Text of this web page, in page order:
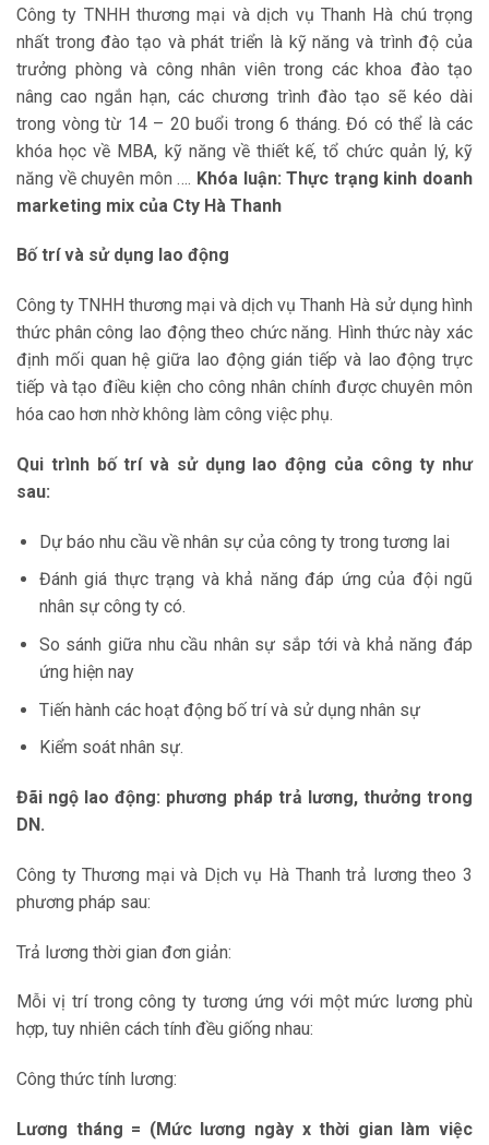
Công ty TNHH thương mại và dịch vụ Thanh Hà chú trọng
nhất trong đào tạo và phát triển là kỹ năng và trình độ của
trưởng phòng và công nhân viên trong các khoa đào tạo
nâng cao ngắn hạn, các chương trình đào tạo sẽ kéo dài
trong vòng từ 14 – 20 buổi trong 6 tháng. Đó có thể là các
khóa học về MBA, kỹ năng về thiết kế, tổ chức quản lý, kỹ
năng về chuyên môn …. Khóa luận: Thực trạng kinh doanh
marketing mix của Cty Hà Thanh
Bố trí và sử dụng lao động
Công ty TNHH thương mại và dịch vụ Thanh Hà sử dụng hình
thức phân công lao động theo chức năng. Hình thức này xác
định mối quan hệ giữa lao động gián tiếp và lao động trực
tiếp và tạo điều kiện cho công nhân chính được chuyên môn
hóa cao hơn nhờ không làm công việc phụ.
Qui trình bố trí và sử dụng lao động của công ty như
sau:
Dự báo nhu cầu về nhân sự của công ty trong tương lai
Đánh giá thực trạng và khả năng đáp ứng của đội ngũ
nhân sự công ty có.
So sánh giữa nhu cầu nhân sự sắp tới và khả năng đáp
ứng hiện nay
Tiến hành các hoạt động bố trí và sử dụng nhân sự
Kiểm soát nhân sự.
Đãi ngộ lao động: phương pháp trả lương, thưởng trong
DN.
Công ty Thương mại và Dịch vụ Hà Thanh trả lương theo 3
phương pháp sau:
Trả lương thời gian đơn giản:
Mỗi vị trí trong công ty tương ứng với một mức lương phù
hợp, tuy nhiên cách tính đều giống nhau:
Công thức tính lương:
Lương tháng = (Mức lương ngày x thời gian làm việc